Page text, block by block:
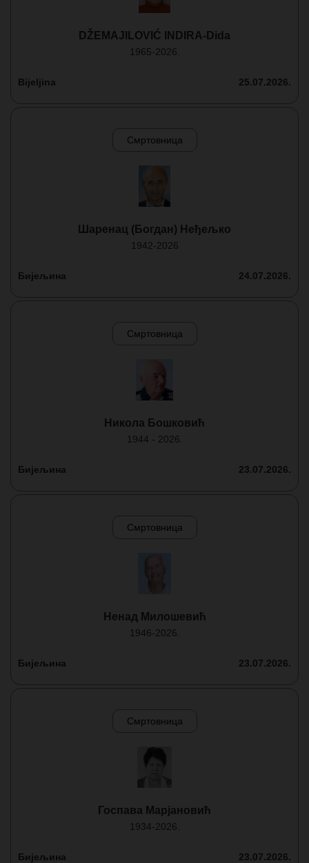
DŽEMAJILOVIĆ INDIRA-Dida
1965-2026.
Bijeljina 25.07.2026.
Смртовница
Шаренац (Богдан) Неђељко
1942-2026
Бијељина 24.07.2026.
Смртовница
Никола Бошковић
1944 - 2026.
Бијељина 23.07.2026.
Смртовница
Ненад Милошевић
1946-2026.
Бијељина 23.07.2026.
Смртовница
Госпава Марјановић
1934-2026.
Бијељина 23.07.2026.